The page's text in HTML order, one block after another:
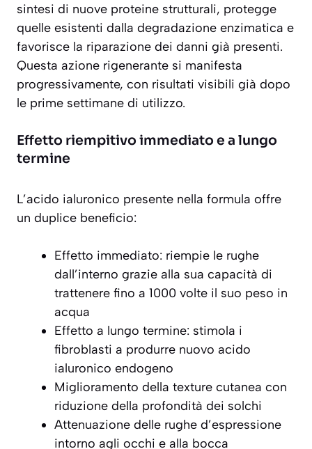
sintesi di nuove proteine strutturali, protegge
quelle esistenti dalla degradazione enzimatica e
favorisce la riparazione dei danni già presenti.
Questa azione rigenerante si manifesta
progressivamente, con risultati visibili già dopo
le prime settimane di utilizzo.
Effetto riempitivo immediato e a lungo
termine
L’acido ialuronico presente nella formula offre
un duplice beneficio:
Effetto immediato: riempie le rughe
dall’interno grazie alla sua capacità di
trattenere fino a 1000 volte il suo peso in
acqua
Effetto a lungo termine: stimola i
fibroblasti a produrre nuovo acido
ialuronico endogeno
Miglioramento della texture cutanea con
riduzione della profondità dei solchi
Attenuazione delle rughe d’espressione
intorno agli occhi e alla bocca